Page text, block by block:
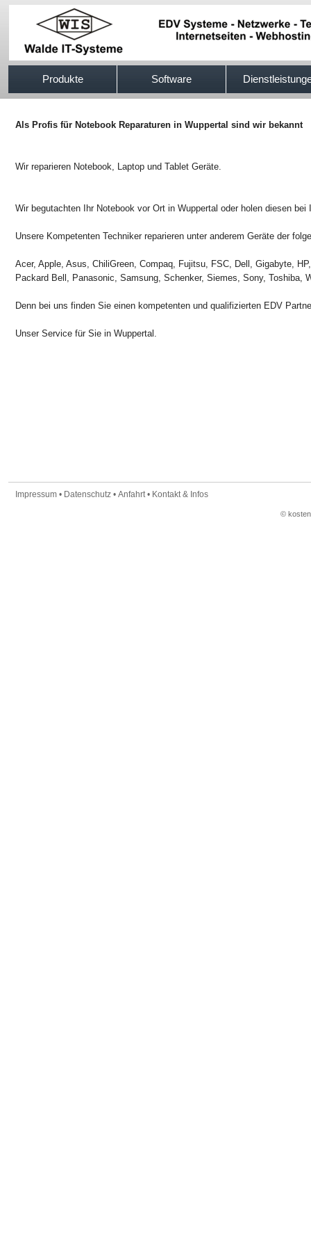
Produkte Software
Als Profis für Notebook Reparaturen in Wuppertal sind wir bekannt
Wir reparieren Notebook, Laptop und Tablet Geräte.
Wir begutachten Ihr Notebook vor Ort in Wuppertal oder holen diesen bei
Unsere Kompetenten Techniker reparieren unter anderem Geräte der
Acer, Apple, Asus, ChiliGreen, Compaq, Fujitsu, FSC, Dell, Gigabyte,
Packard Bell, Panasonic, Samsung, Schenker, Siemes, Sony, Toshiba,
Denn bei uns finden Sie einen kompetenten und qualifizierten EDV
Unser Service für Sie in Wuppertal.
Impressum • Datenschutz • Anfahrt• Kontakt & Infos
©